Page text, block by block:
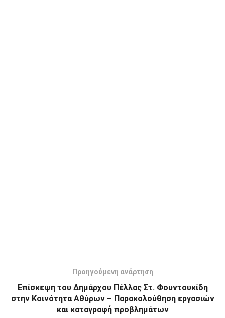
Προηγούμενη ανάρτηση
Επίσκεψη του Δημάρχου Πέλλας Στ. Φουντουκίδη
στην Κοινότητα Αθύρων – Παρακολούθηση εργασιών
και καταγραφή προβλημάτων